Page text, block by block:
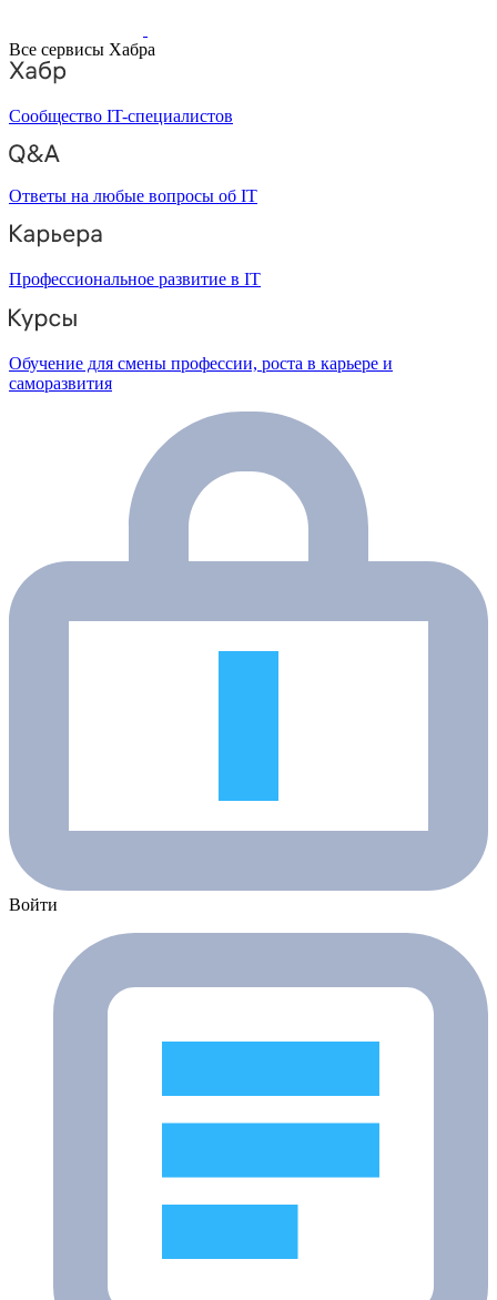
Все сервисы Хабра
Сообщество IT-специалистов
Ответы на любые вопросы об IT
Профессиональное развитие в IT
Обучение для смены профессии, роста в карьере и
саморазвития
Войти